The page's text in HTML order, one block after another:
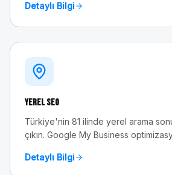
Detaylı Bilgi
Yerel SEO
Türkiye'nin 81 ilinde yerel arama
çıkın. Google My Business
Detaylı Bilgi